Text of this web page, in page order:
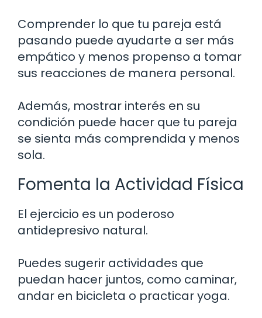
Comprender lo que tu pareja está
pasando puede ayudarte a ser más
empático y menos propenso a tomar
sus reacciones de manera personal.
Además, mostrar interés en su
condición puede hacer que tu pareja
se sienta más comprendida y menos
sola.
Fomenta la Actividad Física
El ejercicio es un poderoso
antidepresivo natural.
Puedes sugerir actividades que
puedan hacer juntos, como caminar,
andar en bicicleta o practicar yoga.